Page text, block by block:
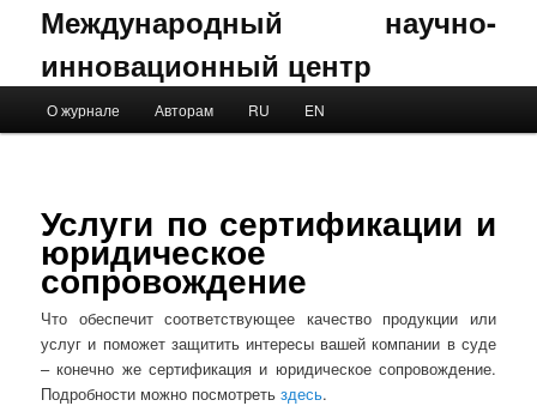
Международный научно-
инновационный центр
Skip to primary content
Skip to secondary content
О журнале Авторам RU EN
Услуги по сертификации и
юридическое
сопровождение
Что обеспечит соответствующее качество продукции или
услуг и поможет защитить интересы вашей компании в суде
– конечно же сертификация и юридическое сопровождение.
Подробности можно посмотретьздесь.